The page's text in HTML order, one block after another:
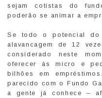
sejam cotistas do
poderão se animar a
Se todo o potencial do
alavancagem de 12
considerado neste
oferecer às micro e
bilhões em
parecido com o Fundo
a gente já conhece –